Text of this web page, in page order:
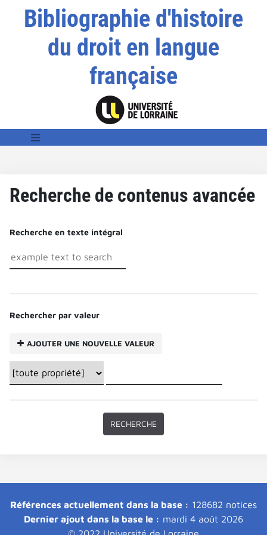
Bibliographie d'histoire
du droit en langue
française
Recherche de contenus avancée
Recherche en texte intégral
Rechercher par valeur
AJOUTER UNE NOUVELLE VALEUR
Références actuellement dans la base : 128682 notices
Dernier ajout dans la base le : mardi 4 août 2026